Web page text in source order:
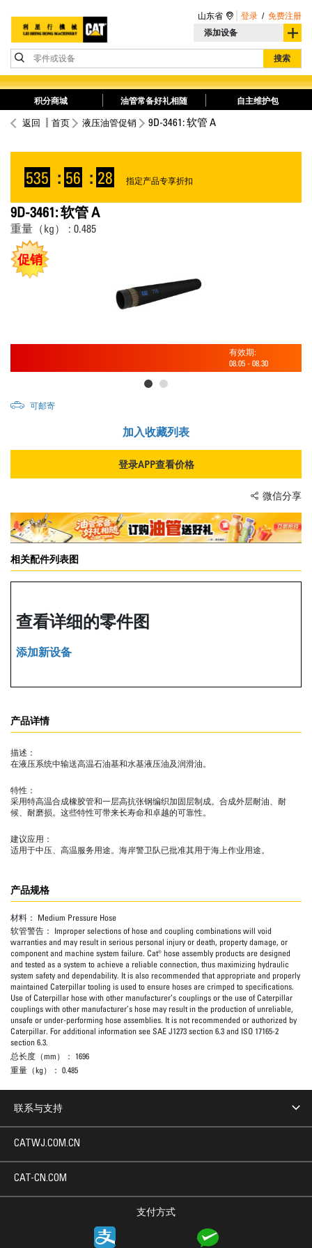
添加设备
零件或设备 搜索
山东省 登录 / 免费注册
积分商城 油管常备好礼相随 自主维护包
返回 首页 液压油管促销 9D-3461: 软管 A
535 : 56 : 28 指定产品专享折扣
9D-3461: 软管 A
重量（kg） : 0.485
促销
有效期:
08.05 - 08.30
可邮寄
加入收藏列表
登录APP查看价格
微信分享
相关配件列表图
查看详细的零件图
添加新设备
产品详情
描述：
在液压系统中输送高温石油基和水基液压油及润滑油。
特性：
采用特高温合成橡胶管和一层高抗张钢编织加固层制成。合成外层耐油、耐
候、耐磨损。这些特性可带来长寿命和卓越的可靠性。
建议应用：
适用于中压、高温服务用途。海岸警卫队已批准其用于海上作业用途。
产品规格
材料： Medium Pressure Hose
软管警告： Improper selections of hose and coupling combinations will void
warranties and may result in serious personal injury or death, property damage, or
component and machine system failure. Cat® hose assembly products are designed
and tested as a system to achieve a reliable connection, thus maximizing hydraulic
system safety and dependability. It is also recommended that appropriate and properly
maintained Caterpillar tooling is used to ensure hoses are crimped to specifications.
Use of Caterpillar hose with other manufacturer’s couplings or the use of Caterpillar
couplings with other manufacturer’s hose may result in the production of unreliable,
unsafe or under-performing hose assemblies. It is not recommended or authorized by
Caterpillar. For additional information see SAE J1273 section 6.3 and ISO 17165-2
section 6.3.
总长度（mm）： 1696
重量（kg）： 0.485
联系与支持
支付方式
CATWJ.COM.CN
CAT-CN.COM